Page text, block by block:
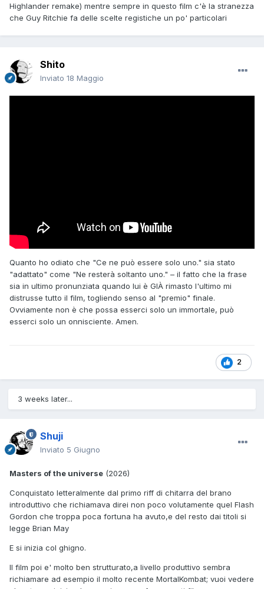
Highlander remake) mentre sempre in questo film c'è la stranezza
che Guy Ritchie fa delle scelte registiche un po' particolari
Shito
Inviato 18 Maggio
Quanto ho odiato che "Ce ne può essere solo uno." sia stato
"adattato" come "Ne resterà soltanto uno." – il fatto che la frase
sia in ultimo pronunziata quando lui è GIÀ rimasto l'ultimo mi
distrusse tutto il film, togliendo senso al "premio" finale.
Ovviamente non è che possa esserci solo un immortale, può
esserci solo un onnisciente. Amen.
2
3 weeks later...
Shuji
Inviato 5 Giugno
Masters of the universe (2026)
Conquistato letteralmente dal primo riff di chitarra del brano
introduttivo che richiamava direi non poco volutamente quel Flash
Gordon che troppa poca fortuna ha avuto,e del resto dai titoli si
legge Brian May
E si inizia col ghigno.
Il film poi e' molto ben strutturato,a livello produttivo sembra
richiamare ad esempio il molto recente MortalKombat; vuoi vedere